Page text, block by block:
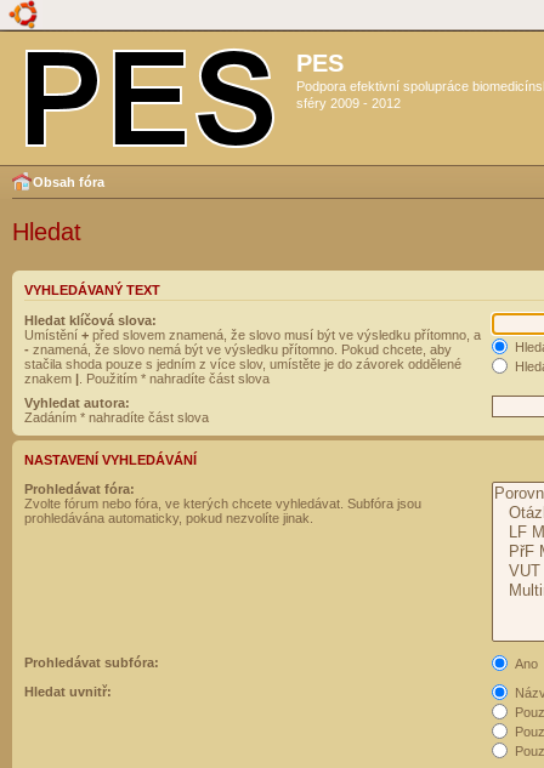
PES
Podpora efektivní spolupráce
sféry 2009 - 2012
Obsah fóra
Hledat
VYHLEDÁVANÝ TEXT
Hledat klíčová slova:
Umístění + před slovem znamená, že slovo musí být ve výsledku přítomno, a
- znamená, že slovo nemá být ve výsledku přítomno. Pokud chcete, aby
stačila shoda pouze s jedním z více slov, umístěte je do závorek oddělené
znakem | . Použitím * nahradíte část slova
Vyhledat autora:
Zadáním * nahradíte část slova
NASTAVENÍ VYHLEDÁVÁNÍ
Prohledávat fóra:
Zvolte fórum nebo fóra, ve kterých chcete vyhledávat. Subfóra jsou
prohledávána automaticky, pokud nezvolíte jinak.
Prohledávat subfóra:
Ano
Hledat uvnitř: